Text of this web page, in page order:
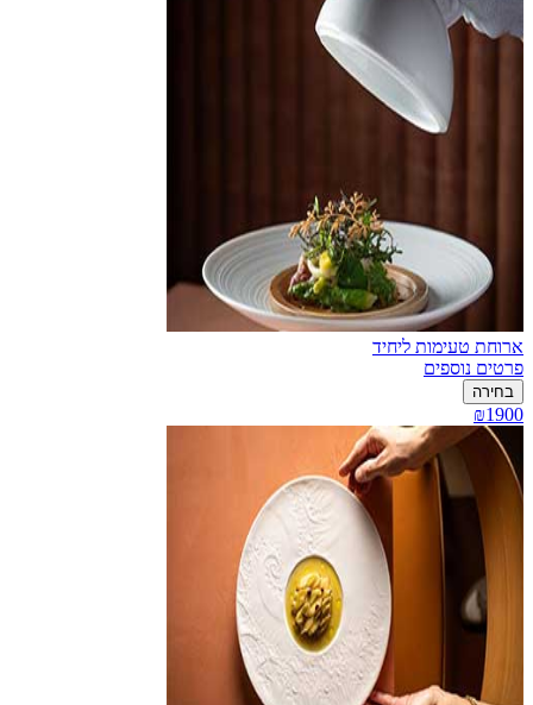
ארוחת טעימות ליחיד
פרטים נוספים
בחירה
₪1900